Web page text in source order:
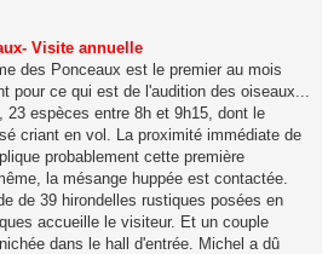
Visite annuelle
des Ponceaux est le premier au mois
pour ce qui est de l'audition des oiseaux...
espèces entre 8h et 9h15, dont le
criant en vol. La proximité immédiate de
probablement cette première
la mésange huppée est contactée.
de 39 hirondelles rustiques posées en
accueille le visiteur. Et un couple
dans le hall d'entrée. Michel a dû